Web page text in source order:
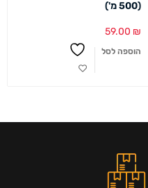
(500 מ')
59.00 ₪
הוספה לסל